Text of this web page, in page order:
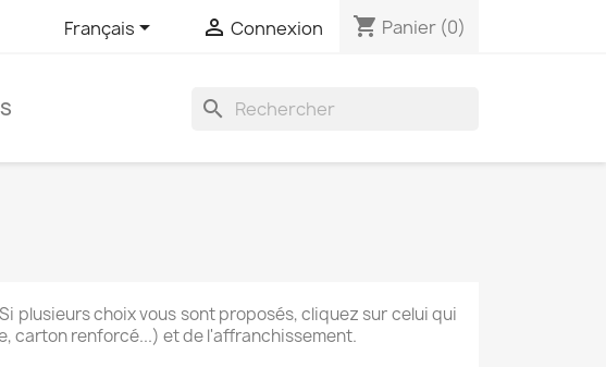
Français  Connexion shopping_cart Panier (0)
search
plusieurs choix vous sont proposés, cliquez sur celui qui
carton renforcé...) et de l'affranchissement.